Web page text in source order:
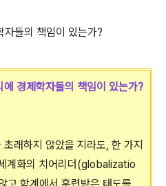
들의 책임이 있는가?
경제학자들의 책임이 있는가?
래하지 않았을 지라도, 한 가지
계화의 치어리더(globalizatio